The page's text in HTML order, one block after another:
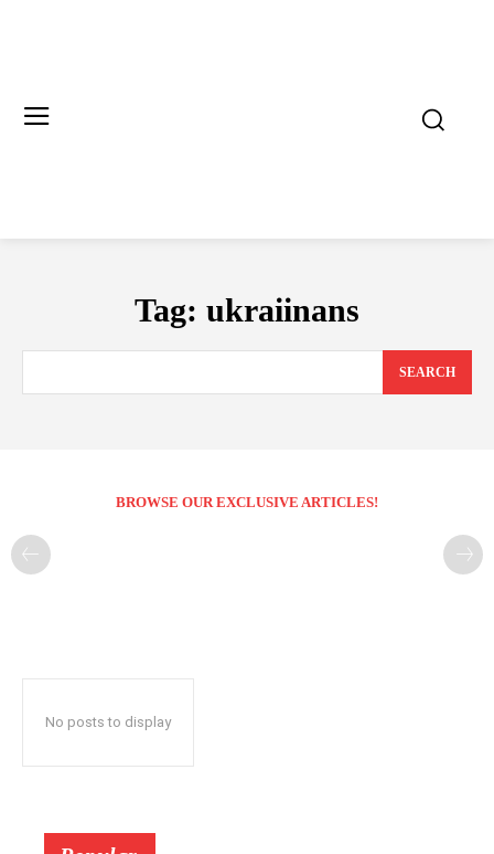
Tag: ukraiinans
SEARCH
BROWSE OUR EXCLUSIVE ARTICLES!
No posts to display